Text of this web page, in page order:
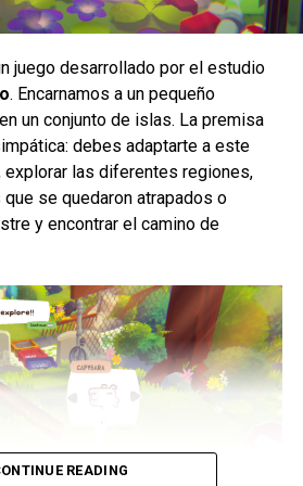
juego se basa enmaximizar los
temores psicológicos que
educadoras gruñonas listas
trasladados a la fantasía como los
éramos más jóvenes, todo
lúgubres, deprimentes e
que nos hace recordar
juego desarrollado por el estudio
. Encarnamos a un pequeño
un conjunto de islas. La premisa
debes adaptarte a este
las diferentes regiones,
se quedaron atrapados o
y encontrar el camino de
READING